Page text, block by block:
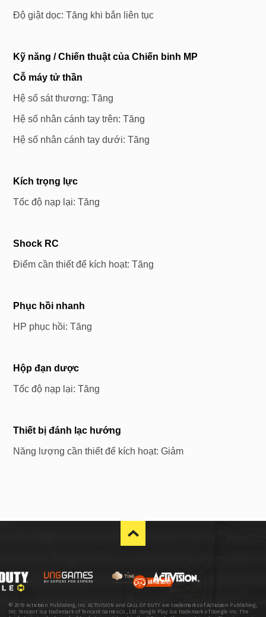
Độ giật dọc: Tăng khi bắn liên tục
Kỹ năng / Chiến thuật củaChiến binh MP
Cỗ máy tử thần
Hệ số sát thương: Tăng
Hệ số nhân cánh tay trên: Tăng
Hệ số nhân cánh tay dưới: Tăng
Kích trọng lực
Tốc độ nạp lại: Tăng
Shock RC
Điểm cần thiết để kích hoạt: Tăng
Phục hồi nhanh
HP phục hồi: Tăng
Hộp đạn dược
Tốc độ nạp lại: Tăng
Thiết bị đánh lạc hướng
Năng lượng cần thiết để kích hoạt: Giảm
© 2019 Activision Publishing, Inc. ACTIVISION and CALL OF DUTY are trademarks of Activision Publishing,
Inc. Tencent is a trademark of Tencent Games Co., Ltd. Google Play is a trademark of Google Inc. The